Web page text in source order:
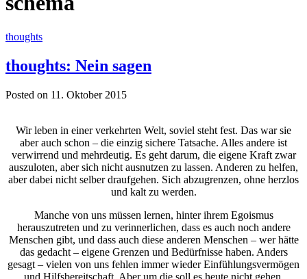
thoughts
thoughts: Nein sagen
Posted on 11. Oktober 2015
Wir leben in einer verkehrten Welt, soviel steht fest. Das war sie
aber auch schon – die einzig sichere Tatsache. Alles andere ist
verwirrend und mehrdeutig. Es geht darum, die eigene Kraft zwar
auszuloten, aber sich nicht ausnutzen zu lassen. Anderen zu helfen,
aber dabei nicht selber draufgehen. Sich abzugrenzen, ohne herzlos
und kalt zu werden.
Manche von uns müssen lernen, hinter ihrem Egoismus
herauszutreten und zu verinnerlichen, dass es auch noch andere
Menschen gibt, und dass auch diese anderen Menschen – wer hätte
das gedacht – eigene Grenzen und Bedürfnisse haben. Anders
gesagt – vielen von uns fehlen immer wieder Einfühlungsvermögen
und Hilfsbereitschaft. Aber um die soll es heute nicht gehen,